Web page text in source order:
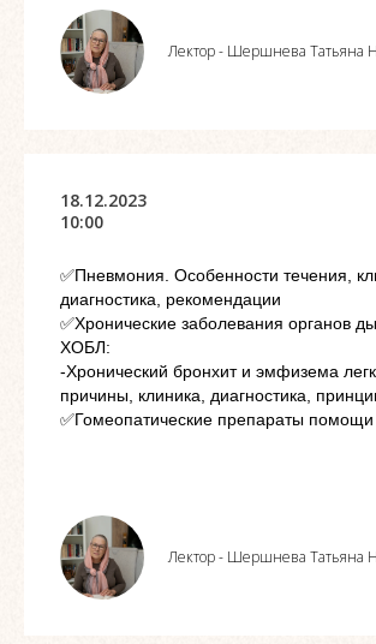
Лектор - Шершнева Татьяна
18.12.2023
10:00
✅Пневмония. Особенности течения,
диагностика, рекомендации
✅Хронические заболевания органов
ХОБЛ:
-Хронический бронхит и эмфизема
причины, клиника, диагностика,
✅Гомеопатические препараты помощи
Лектор - Шершнева Татьяна